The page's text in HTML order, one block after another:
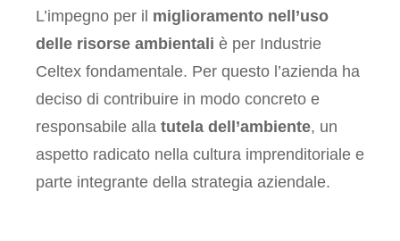
L’impegno per il miglioramento nell’uso
delle risorse ambientali è per Industrie
Celtex fondamentale. Per questo l’azienda ha
deciso di contribuire in modo concreto e
responsabile alla tutela dell’ambiente, un
aspetto radicato nella cultura imprenditoriale e
parte integrante della strategia aziendale.